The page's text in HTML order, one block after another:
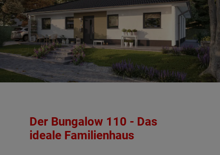
Der Bungalow 110 - Das
ideale Familienhaus